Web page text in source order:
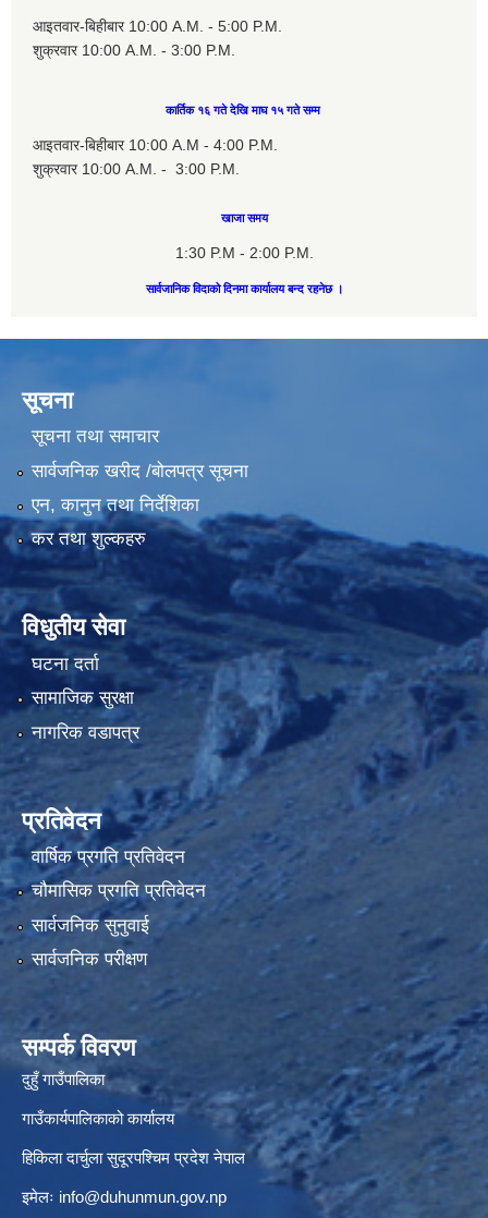
आइतवार-बिहीबार 10:00 A.M. - 5:00 P.M.
शुक्रवार 10:00 A.M. - 3:00 P.M.
कार्तिक १६ गते देखि माघ १५ गते सम्म
आइतवार-बिहीबार 10:00 A.M - 4:00 P.M.
शुक्रवार 10:00 A.M. - 3:00 P.M.
खाजा समय
1:30 P.M - 2:00 P.M.
सार्वजानिक विदाको दिनमा कार्यालय बन्द रहनेछ ।
सूचना
सूचना तथा समाचार
सार्वजनिक खरीद /बोलपत्र सूचना
एन, कानुन तथा निर्देशिका
कर तथा शुल्कहरु
विधुतीय सेवा
घटना दर्ता
सामाजिक सुरक्षा
नागरिक वडापत्र
प्रतिवेदन
वार्षिक प्रगति प्रतिवेदन
चौमासिक प्रगति प्रतिवेदन
सार्वजनिक सुनुवाई
सार्वजनिक परीक्षण
सम्पर्क विवरण
दुहुँ गाउँपालिका
गाउँकार्यपालिकाको कार्यालय
हिकिला दार्चुला सुदूरपश्चिम प्रदेश नेपाल
इमेलः info@duhunmun.gov.np